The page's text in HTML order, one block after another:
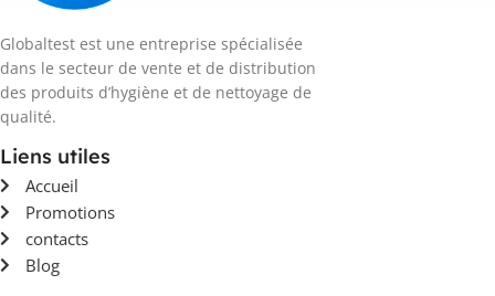
Globaltest est une entreprise spécialisée
dans le secteur de vente et de distribution
des produits d’hygiène et de nettoyage de
qualité.
Liens utiles
Accueil
Promotions
contacts
Blog